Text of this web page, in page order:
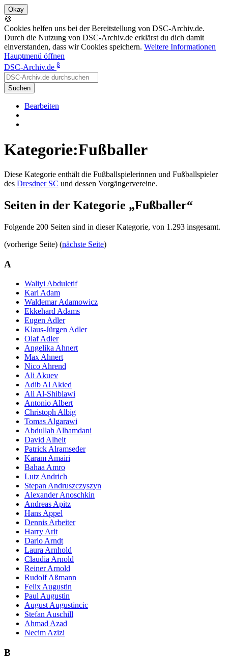
🍪
Cookies helfen uns bei der Bereitstellung von DSC-Archiv.de.
Durch die Nutzung von DSC-Archiv.de erklärst du dich damit
einverstanden, dass wir Cookies speichern. Weitere Informationen
Hauptmenü öffnen
DSC-Archiv.de β
Suchen
Bearbeiten
Kategorie:Fußballer
Diese Kategorie enthält die Fußballspielerinnen und Fußballspieler
des Dresdner SC und dessen Vorgängervereine.
Seiten in der Kategorie „Fußballer“
Folgende 200 Seiten sind in dieser Kategorie, von 1.293 insgesamt.
(vorherige Seite) (nächste Seite)
A
Waliyi Abduletif
Karl Adam
Waldemar Adamowicz
Ekkehard Adams
Eugen Adler
Klaus-Jürgen Adler
Olaf Adler
Angelika Ahnert
Max Ahnert
Nico Ahrend
Ali Akuev
Adib Al Akied
Ali Al-Shiblawi
Antonio Albert
Christoph Albig
Tomas Algarawi
Abdullah Alhamdani
David Alheit
Patrick Alramseder
Karam Amairi
Bahaa Amro
Lutz Andrich
Stepan Andruszczyszyn
Alexander Anoschkin
Andreas Apitz
Hans Appel
Dennis Arbeiter
Harry Arlt
Dario Arndt
Laura Arnhold
Claudia Arnold
Reiner Arnold
Rudolf Aßmann
Felix Augustin
Paul Augustin
August Augustincic
Stefan Auschill
Ahmad Azad
Necim Azizi
B